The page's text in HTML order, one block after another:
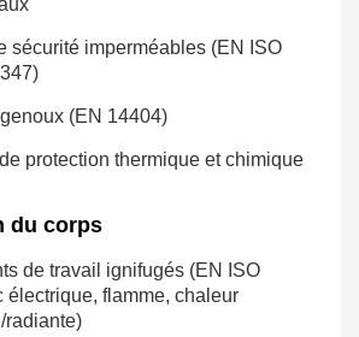
sécurité imperméables (EN ISO
(EN 14404)
protection thermique et chimique
du corps
de travail ignifugés (EN ISO
électrique, flamme, chaleur
radiante)